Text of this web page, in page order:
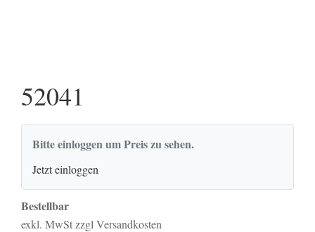
52041
Bitte einloggen um Preis zu sehen.
Jetzt einloggen
Bestellbar
exkl. MwSt zzgl Versandkosten